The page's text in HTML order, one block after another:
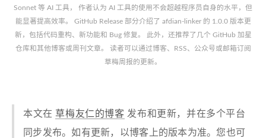
Sonnet 等 AI 工具， 作者认为 AI 工具的使用不会超越程序员自身的水平，但
能显著提高效率。 GitHub Release 部分介绍了 afdian-linker 的 1.0.0 版本更
新，包括代码重构、新功能和 Bug 修复。 此外，还推荐了几个 GitHub 加星
仓库和其他博客或周刊文章。 读者可以通过博客、RSS、公众号或邮箱订阅
草梅周报的更新。
本文在 草梅友仁的博客 发布和更新，并在多个平台
同步发布。如有更新，以博客上的版本为准。您也可